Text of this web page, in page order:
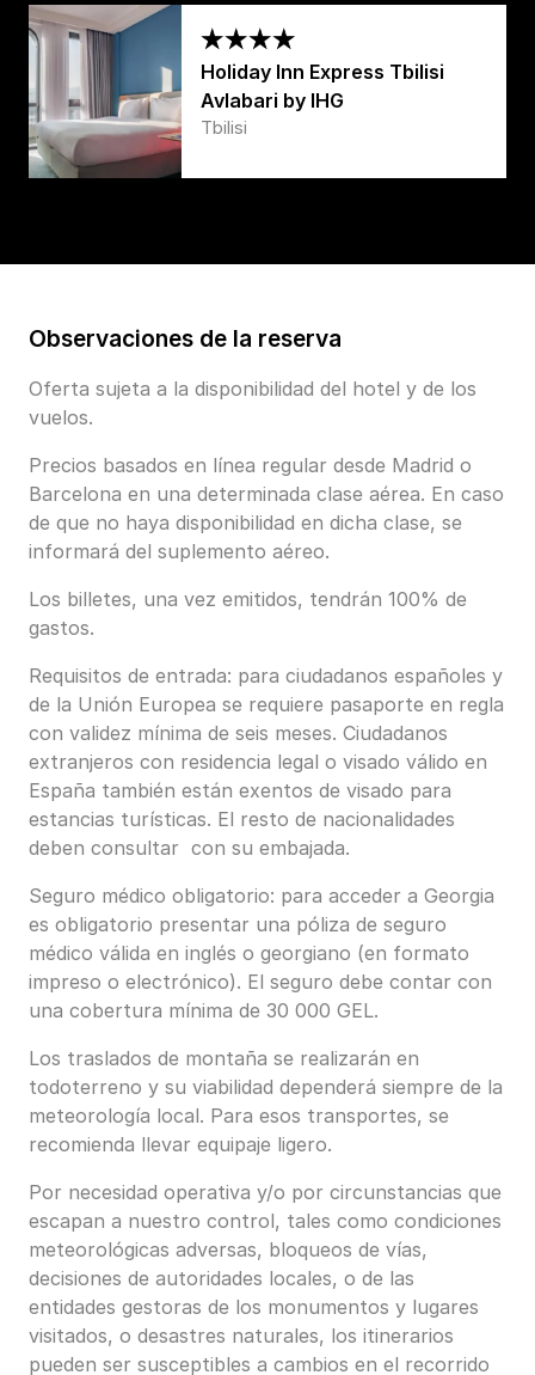
Holiday Inn Express Tbilisi
Avlabari by IHG
Tbilisi
Observaciones de la reserva
Oferta sujeta a la disponibilidad del hotel y de los
vuelos.
Precios basados en línea regular desde Madrid o
Barcelona en una determinada clase aérea. En caso
de que no haya disponibilidad en dicha clase, se
informará del suplemento aéreo.
Los billetes, una vez emitidos, tendrán 100% de
gastos.
Requisitos de entrada: para ciudadanos españoles y
de la Unión Europea se requiere pasaporte en regla
con validez mínima de seis meses. Ciudadanos
extranjeros con residencia legal o visado válido en
España también están exentos de visado para
estancias turísticas. El resto de nacionalidades
deben consultar con su embajada.
Seguro médico obligatorio: para acceder a Georgia
es obligatorio presentar una póliza de seguro
médico válida en inglés o georgiano (en formato
impreso o electrónico). El seguro debe contar con
una cobertura mínima de 30 000 GEL.
Los traslados de montaña se realizarán en
todoterreno y su viabilidad dependerá siempre de la
meteorología local. Para esos transportes, se
recomienda llevar equipaje ligero.
Por necesidad operativa y/o por circunstancias que
escapan a nuestro control, tales como condiciones
meteorológicas adversas, bloqueos de vías,
decisiones de autoridades locales, o de las
entidades gestoras de los monumentos y lugares
visitados, o desastres naturales, los itinerarios
pueden ser susceptibles a cambios en el recorrido